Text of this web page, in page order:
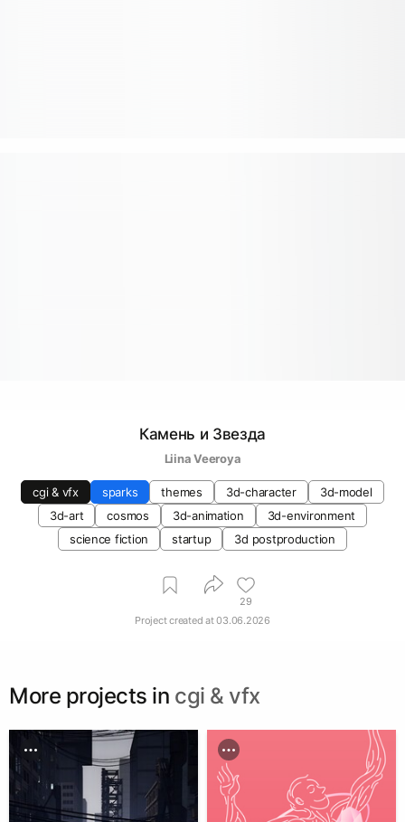
Камень и Звезда
Liina Veeroya
cgi & vfx sparks themes 3d-character
3d-model
3d-art
cosmos 3d-animation
3d-environment
science fiction
startup 3d postproduction
29
Project created at03.06.2026
More projects in cgi & vfx